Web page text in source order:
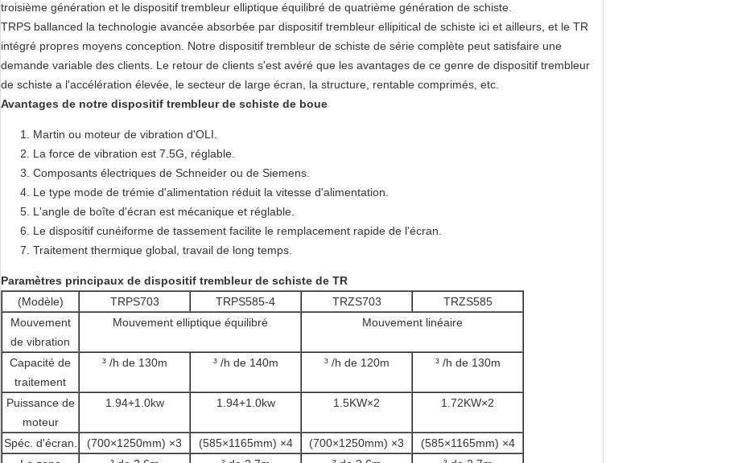
troisième génération et le dispositif trembleur elliptique équilibré de quatrième génération de schiste.
TRPS ballanced la technologie avancée absorbée par dispositif trembleur ellipitical de schiste ici et ailleurs, et le TR
intégré propres moyens conception. Notre dispositif trembleur de schiste de série complète peut satisfaire une
demande variable des clients. Le retour de clients s'est avéré que les avantages de ce genre de dispositif trembleur
de schiste a l'accélération élevée, le secteur de large écran, la structure, rentable comprimés, etc.
Avantages de notre dispositif trembleur de schiste de boue
Martin ou moteur de vibration d'OLI.
La force de vibration est 7.5G, réglable.
Composants électriques de Schneider ou de Siemens.
Le type mode de trémie d'alimentation réduit la vitesse d'alimentation.
L'angle de boîte d'écran est mécanique et réglable.
Le dispositif cunéiforme de tassement facilite le remplacement rapide de l'écran.
Traitement thermique global, travail de long temps.
Paramètres principaux de dispositif trembleur de schiste de TR
(Modèle)
TRPS703 TRPS585-4 TRZS703
TRZS585
Mouvement
de vibration
Mouvement elliptique équilibré Mouvement linéaire
Capacité de
traitement
³ /h de 130m ³ /h de 140m ³ /h de 120m ³ /h de 130m
Puissance de
moteur
1.94+1.0kw 1.94+1.0kw 1.5KW×2 1.72KW×2
Spéc. d'écran. (700×1250mm) ×3 (585×1165mm) ×4 (700×1250mm) ×3
(585×1165mm) ×4